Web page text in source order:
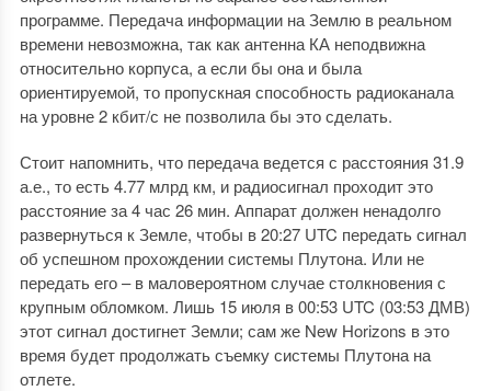
программе. Передача информации на Землю в реальном
времени невозможна, так как антенна КА неподвижна
относительно корпуса, а если бы она и была
ориентируемой, то пропускная способность радиоканала
на уровне 2 кбит/с не позволила бы это сделать.
Стоит напомнить, что передача ведется с расстояния 31.9
а.е., то есть 4.77 млрд км, и радиосигнал проходит это
расстояние за 4 час 26 мин. Аппарат должен ненадолго
развернуться к Земле, чтобы в 20:27 UTC передать сигнал
об успешном прохождении системы Плутона. Или не
передать его – в маловероятном случае столкновения с
крупным обломком. Лишь 15 июля в 00:53 UTC (03:53 ДМВ)
этот сигнал достигнет Земли; сам же New Horizons в это
время будет продолжать съемку системы Плутона на
отлете.